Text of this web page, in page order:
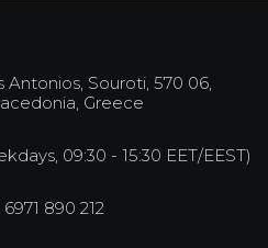
Souroti, 570 06,
Greece
09:30 - 15:30 EET/EEST)
890 212